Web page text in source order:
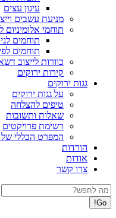
עיגון עצים
מניעת עשבים
תוחמי אלומיניום
תוחמים
תוחמים
כוורות לייצוב
קירות ירוקים
גגות ירוקים
על גגות ירוקים
טיפים להצלחה
שאלות ותשובות
רשימת פרויקטים
המפרט הכללי של
הורדות
אודות
צרו קשר
Search: